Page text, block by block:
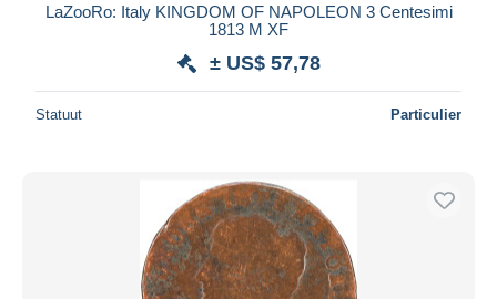
LaZooRo: Italy KINGDOM OF NAPOLEON 3 Centesimi
1813 M XF
± US$ 57,78
Statuut Particulier